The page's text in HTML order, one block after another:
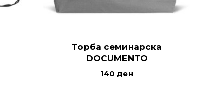
Tорба семинарска
DOCUMENTO
140 ден